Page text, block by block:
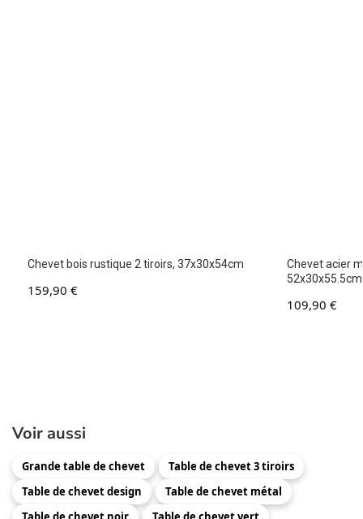
Chevet bois rustique 2 tiroirs, 37x30x54cm
159,90 €
Chevet acier
52x30x55.5cm
109,90 €
Voir aussi
Grande table de chevet
Table de chevet 3 tiroirs
Table de chevet design
Table de chevet métal